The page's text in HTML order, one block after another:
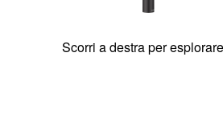
Scorri a destra per